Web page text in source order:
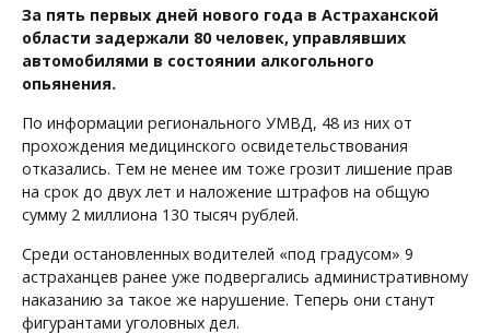
За пять первых дней нового года в Астраханской
области задержали 80 человек, управлявших
автомобилями в состоянии алкогольного
опьянения.
По информации регионального УМВД, 48 из них от
прохождения медицинского освидетельствования
отказались. Тем не менее им тоже грозит лишение прав
на срок до двух лет и наложение штрафов на общую
сумму 2 миллиона 130 тысяч рублей.
Среди остановленных водителей «под градусом» 9
астраханцев ранее уже подвергались административному
наказанию за такое же нарушение. Теперь они станут
фигурантами уголовных дел.